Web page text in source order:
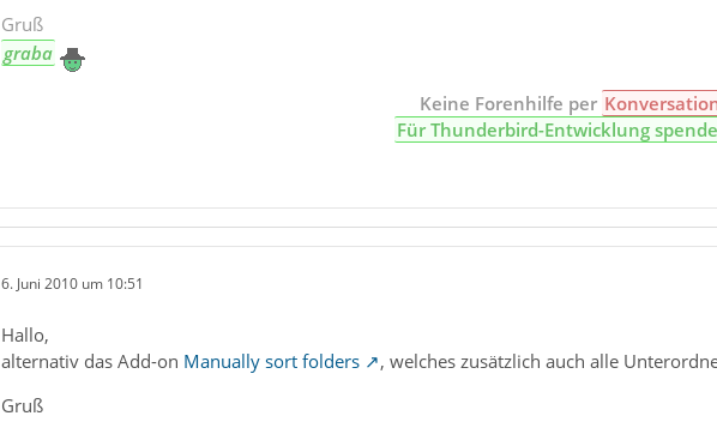
Gruß
graba
Keine Forenhilfe per
Für Thunderbird-Entwicklung
6. Juni 2010 um 10:51
Hallo,
alternativ das Add-on Manually sort folders
, welches zusätzlich auch alle
Gruß